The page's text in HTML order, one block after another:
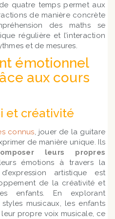
quatre temps permet aux
de manière concrète
des maths se
régulière et l’interaction
et de mesures.
émotionnel
aux cours
et créativité
connus, jouer de la guitare
de manière unique. Ils
leurs propres
émotions à travers la
artistique est
de la créativité et
enfants. En explorant
musicaux, les enfants
propre voix musicale, ce